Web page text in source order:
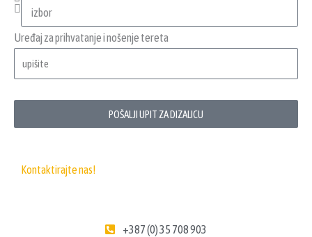
Uređaj za prihvatanje i nošenje tereta
POŠALJI UPIT ZA DIZALICU
Kontaktirajte nas!
+387 (0) 35 708 903